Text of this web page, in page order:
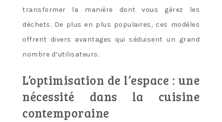
transformer la manière dont vous gérez les
déchets. De plus en plus populaires, ces modèles
offrent divers avantages qui séduisent un grand
nombre d’utilisateurs.
L’optimisation de l’espace : une
nécessité dans la cuisine
contemporaine